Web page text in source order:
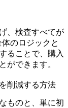
、検査すべてが
体のロジックと
ることで、購入
ができます。
削減する方法
ものと、単に初